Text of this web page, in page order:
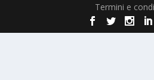
Termini e